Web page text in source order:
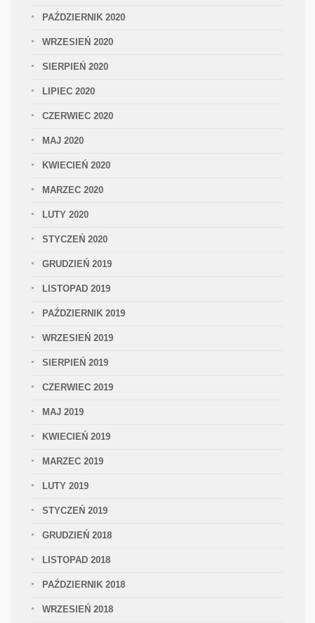
PAŹDZIERNIK 2020
WRZESIEŃ 2020
SIERPIEŃ 2020
LIPIEC 2020
CZERWIEC 2020
MAJ 2020
KWIECIEŃ 2020
MARZEC 2020
LUTY 2020
STYCZEŃ 2020
GRUDZIEŃ 2019
LISTOPAD 2019
PAŹDZIERNIK 2019
WRZESIEŃ 2019
SIERPIEŃ 2019
CZERWIEC 2019
MAJ 2019
KWIECIEŃ 2019
MARZEC 2019
LUTY 2019
STYCZEŃ 2019
GRUDZIEŃ 2018
LISTOPAD 2018
PAŹDZIERNIK 2018
WRZESIEŃ 2018